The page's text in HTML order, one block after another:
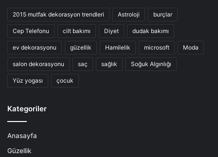
2015 mutfak dekorasyon trendleri Astroloji burçlar
Cep Telefonu cilt bakımı Diyet dudak bakımı
ev dekorasyonu güzellik Hamilelik microsoft Moda
salon dekorasyonu saç sağlık Soğuk Algınlığı
Yüz yogası çocuk
Kategoriler
Anasayfa
Güzellik